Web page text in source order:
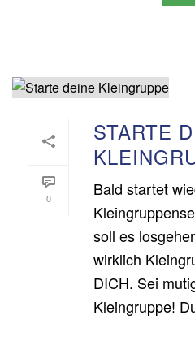
0
STARTE
Bald startet
soll es
wirklich
DICH. Sei
Kleingruppe!